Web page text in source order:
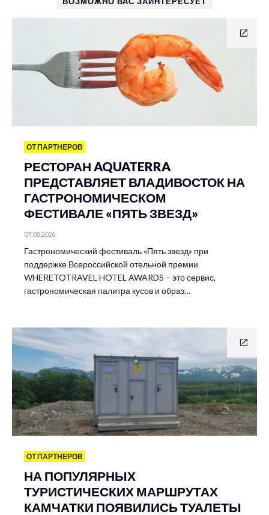
ОТ ПАРТНЕРОВ
РЕСТОРАН AQUATERRA
ПРЕДСТАВЛЯЕТ ВЛАДИВОСТОК НА
ГАСТРОНОМИЧЕСКОМ
ФЕСТИВАЛЕ «ПЯТЬ ЗВЕЗД»
07.08.2026
Гастрономический фестиваль «Пять звезд» при
поддержке Всероссийской отельной премии
WHERETOTRAVEL HOTEL AWARDS – это сервис,
гастрономическая палитра кусов и образ…
ОТ ПАРТНЕРОВ
НА ПОПУЛЯРНЫХ
ТУРИСТИЧЕСКИХ МАРШРУТАХ
КАМЧАТКИ ПОЯВИЛИСЬ ТУАЛЕТЫ